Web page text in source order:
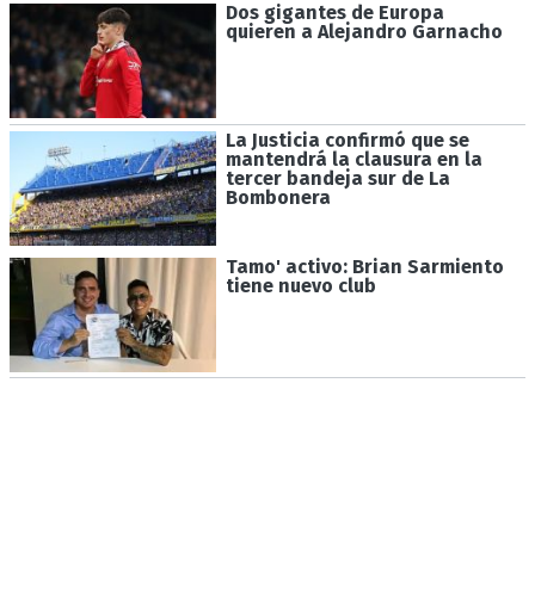
Dos gigantes de Europa
quieren a Alejandro Garnacho
La Justicia confirmó que se
mantendrá la clausura en la
tercer bandeja sur de La
Bombonera
Tamo' activo: Brian Sarmiento
tiene nuevo club